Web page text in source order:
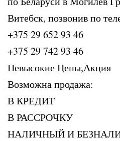
Витебск, позвонив по
+375 29 652 93 46
+375 29 742 93 46
Невысокие Цены,Акция
Возможна продажа:
В КРЕДИТ
В РАССРОЧКУ
НАЛИЧНЫЙ И